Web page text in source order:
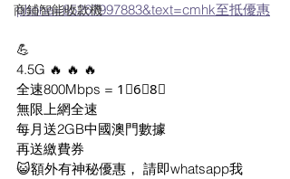
商鋪智能收款機
phone=85267997883&text=cmhk至抵優惠
💪
4.5G 🔥 🔥 🔥
全速800Mbps = 1⃣6⃣8⃣
無限上網全速
每月送2GB中國澳門數據
再送繳費券
😺額外有神秘優惠， 請即whatsapp我